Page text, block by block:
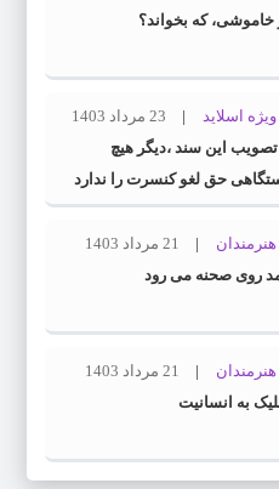
خاموشی، که بخواند؟
ویژه اسلاید
23 مرداد 1403
تصویب این سند ،دیگر هیچ
حق لغو کنسرت را ندارد
هنرمندان
21 مرداد 1403
روی صحنه می رود
هنرمندان
21 مرداد 1403
به انسانیت